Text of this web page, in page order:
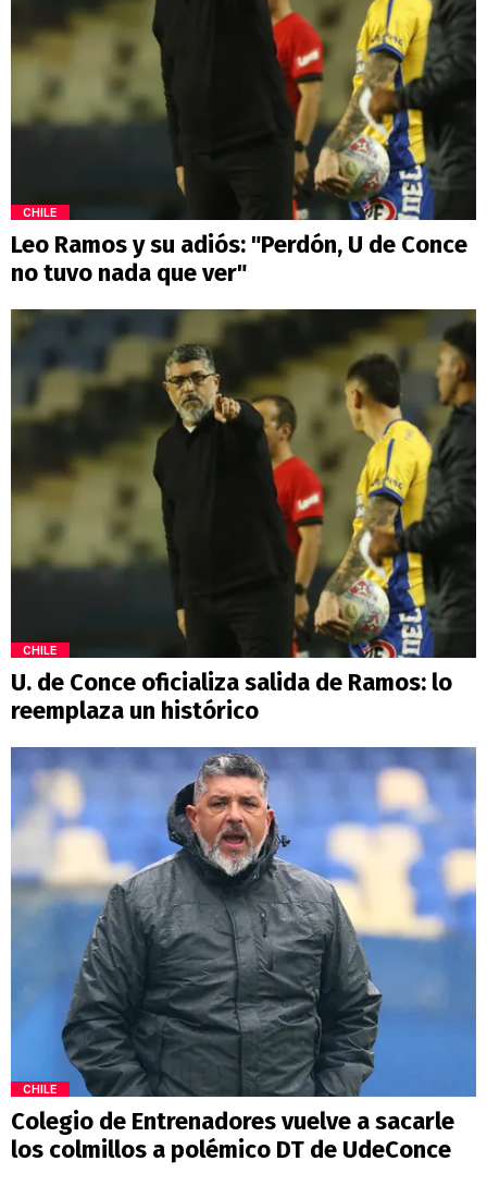
CHILE
Leo Ramos y su adiós: "Perdón, U de Conce
no tuvo nada que ver"
CHILE
U. de Conce oficializa salida de Ramos: lo
reemplaza un histórico
CHILE
Colegio de Entrenadores vuelve a sacarle
los colmillos a polémico DT de UdeConce